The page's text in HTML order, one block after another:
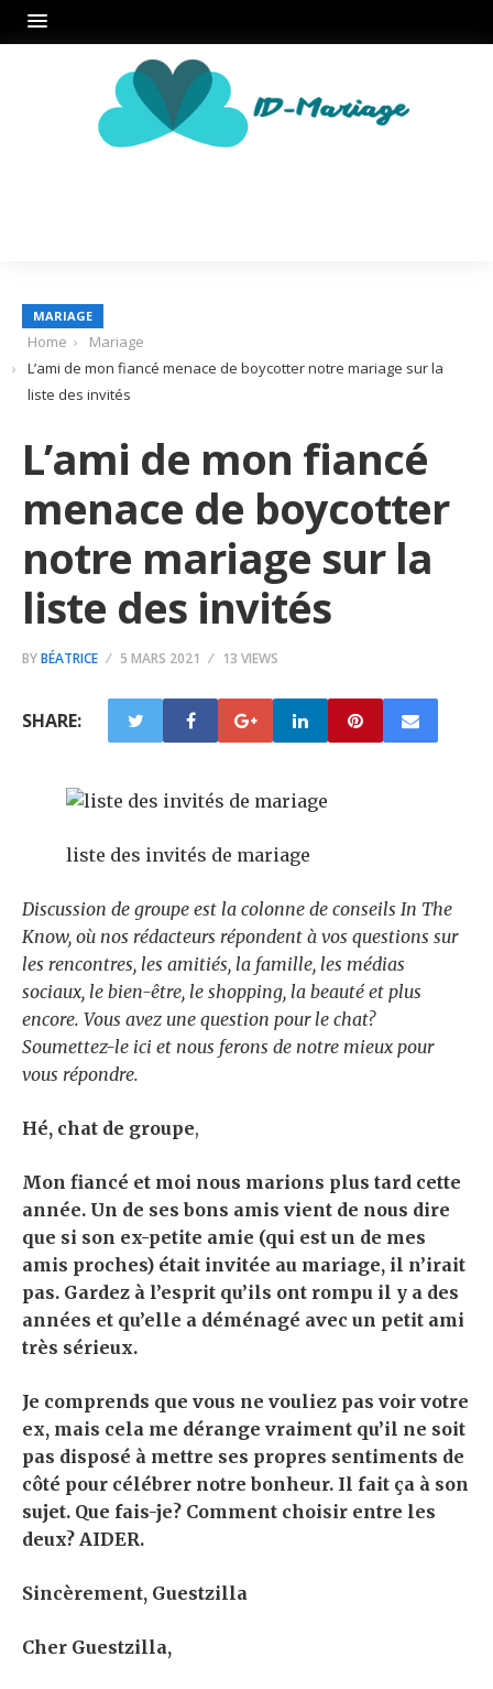
MARIAGE
Home
Mariage
L’ami de mon fiancé menace de boycotter notre mariage sur la
liste des invités
L’ami de mon fiancé
menace de boycotter
notre mariage sur la
liste des invités
BYBÉATRICE 5 MARS 2021 13 VIEWS
SHARE:
liste des invités de mariage
Discussion de groupe est la colonne de conseils In The
Know, où nos rédacteurs répondent à vos questions sur
les rencontres, les amitiés, la famille, les médias
sociaux, le bien-être, le shopping, la beauté et plus
encore. Vous avez une question pour le chat?
Soumettez-le ici et nous ferons de notre mieux pour
vous répondre.
Hé, chat de groupe,
Mon fiancé et moi nous marions plus tard cette
année. Un de ses bons amis vient de nous dire
que si son ex-petite amie (qui est un de mes
amis proches) était invitée au mariage, il n’irait
pas. Gardez à l’esprit qu’ils ont rompu il y a des
années et qu’elle a déménagé avec un petit ami
très sérieux.
Je comprends que vous ne vouliez pas voir votre
ex, mais cela me dérange vraiment qu’il ne soit
pas disposé à mettre ses propres sentiments de
côté pour célébrer notre bonheur. Il fait ça à son
sujet. Que fais-je? Comment choisir entre les
deux? AIDER.
Sincèrement, Guestzilla
Cher Guestzilla,